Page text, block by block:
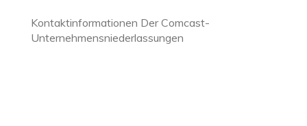
Kontaktinformationen Der Comcast-
Unternehmensniederlassungen